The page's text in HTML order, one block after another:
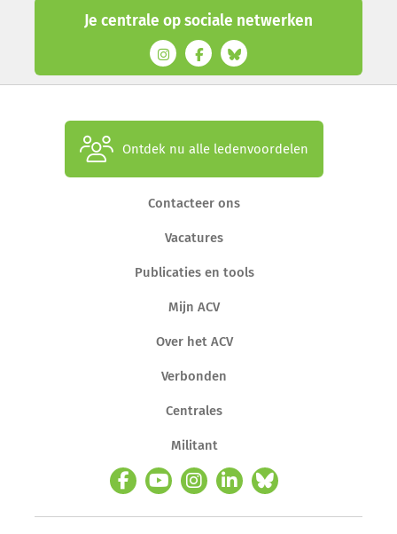
Je centrale op sociale netwerken
Ontdek nu alle ledenvoordelen
Contacteer ons
Vacatures
Publicaties en tools
Mijn ACV
Over het ACV
Verbonden
Centrales
Militant